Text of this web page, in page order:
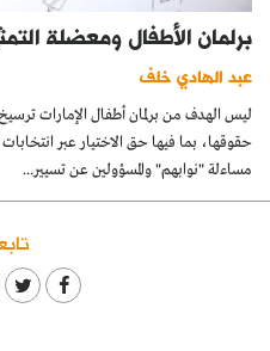
برلمان الأطفال ومعضلة
عبد الهادي خلف
ليس الهدف من برلمان أطفال الإمارات
حقوقها، بما فيها حق الاختيار عبر
مساءلة "نوابهم" والمسؤولين عن تسيير...